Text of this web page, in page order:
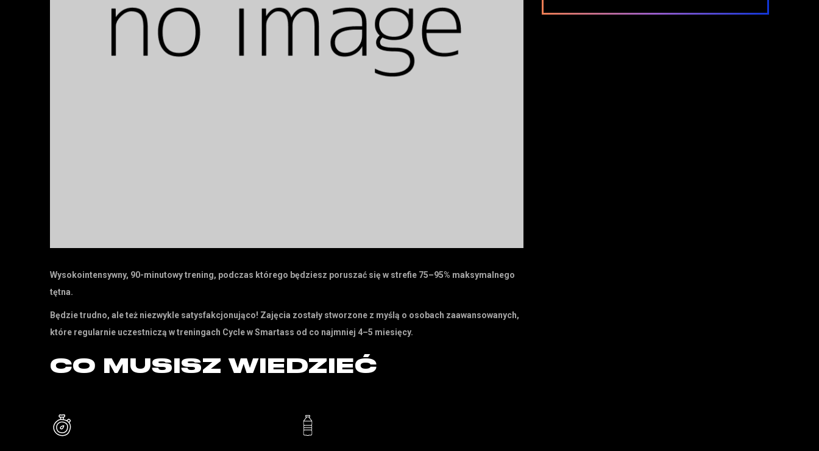
Wysokointensywny, 90-minutowy trening, podczas którego będziesz poruszać się w strefie 75–95% maksymalnego
tętna.
Będzie trudno, ale też niezwykle satysfakcjonująco! Zajęcia zostały stworzone z myślą o osobach zaawansowanych,
które regularnie uczestniczą w treningach Cycle w Smartass od co najmniej 4–5 miesięcy.
CO MUSISZ WIEDZIEĆ